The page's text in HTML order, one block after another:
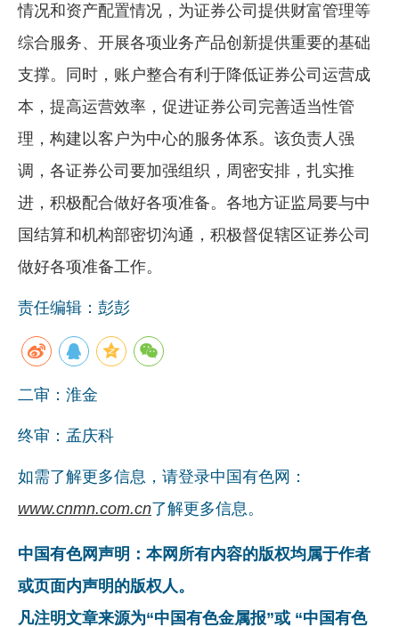
情况和资产配置情况，为证券公司提供财富管理等
综合服务、开展各项业务产品创新提供重要的基础
支撑。同时，账户整合有利于降低证券公司运营成
本，提高运营效率，促进证券公司完善适当性管
理，构建以客户为中心的服务体系。该负责人强
调，各证券公司要加强组织，周密安排，扎实推
进，积极配合做好各项准备。各地方证监局要与中
国结算和机构部密切沟通，积极督促辖区证券公司
做好各项准备工作。
责任编辑：彭彭
二审：淮金
终审：孟庆科
如需了解更多信息，请登录中国有色网：
www.cnmn.com.cn了解更多信息。
中国有色网声明：本网所有内容的版权均属于作者
或页面内声明的版权人。
凡注明文章来源为“中国有色金属报”或 “中国有色